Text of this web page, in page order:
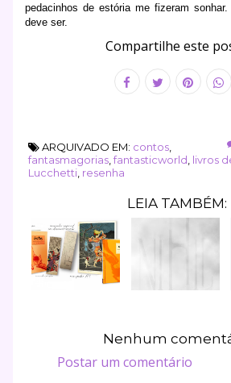
pedacinhos de estória me fizeram
deve ser.
Compartilhe este
ARQUIVADO EM: contos,
fantasmagorias,fantasticworld, livros
Lucchetti, resenha
LEIA TAMBÉM:
Nenhum
Postar um comentário